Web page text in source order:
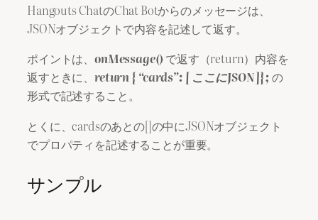
Hangouts ChatのChat Botからのメッセージは、
JSONオブジェクトで内容を記述して返す。
ポイントは、onMessage() で返す（return）内容を
返すときに、return { “cards”: [ ここにJSON ]};の
形式で記述すること。
とくに、cardsのあとの[]の中にJSONオブジェクト
でプロパティを記述することが重要。
サンプル